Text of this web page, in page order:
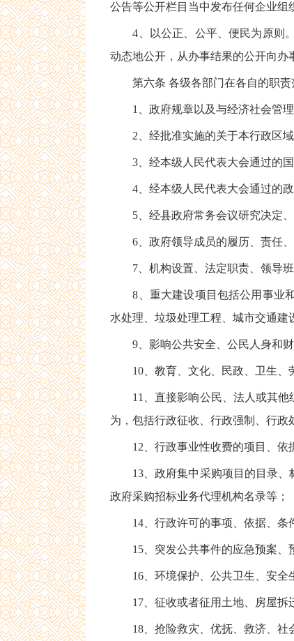
公告等公开栏目当中发布任何企业组
4、以公正、公平、便民为原则。
动态地公开，从办事结果的公开向办
第六条 各级各部门在各自的职责
1、政府规章以及与经济社会管理
2、经批准实施的关于本行政区域
3、经本级人民代表大会通过的国
4、经本级人民代表大会通过的政
5、经县政府常务会议研究决定、
6、政府领导成员的履历、责任、
7、机构设置、法定职责、领导班
8、重大建设项目包括公用事业和
水处理、垃圾处理工程、城市交通建
9、影响公共安全、公民人身和财
10、教育、文化、民政、卫生、
11、直接影响公民、法人或其他
为，包括行政征收、行政强制、行政
12、行政事业性收费的项目、依
13、政府集中采购项目的目录、标
政府采购招标业务代理机构名录等；
14、行政许可的事项、依据、条件
15、突发公共事件的应急预案、
16、环境保护、公共卫生、安全
17、征收或者征用土地、房屋拆
18、抢险救灾、优抚、救济、社